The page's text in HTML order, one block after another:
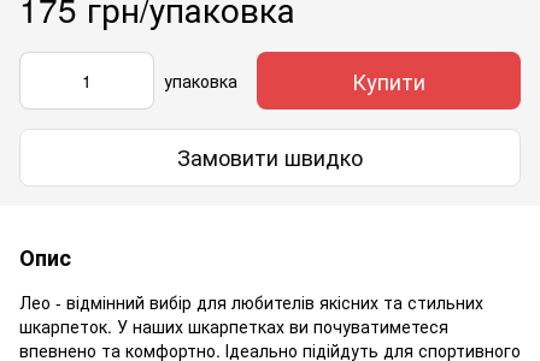
упаковка Купити
Замовити швидко
Опис
Лео - відмінний вибір для любителів якісних та стильних
шкарпеток. У наших шкарпетках ви почуватиметеся
впевнено та комфортно. Ідеально підійдуть для спортивного